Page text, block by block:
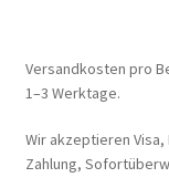
Versandkosten pro
1–3 Werktage.
Wir akzeptieren Visa,
Zahlung,